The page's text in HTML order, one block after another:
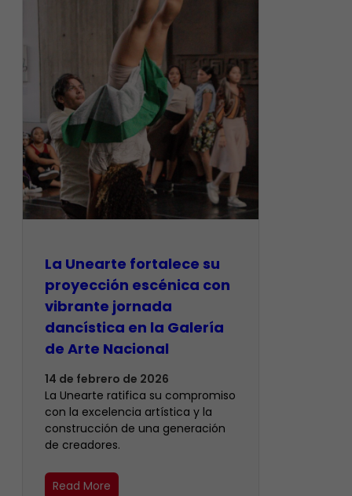
La Unearte fortalece su
proyección escénica con
vibrante jornada
dancística en la Galería
de Arte Nacional
14 de febrero de 2026
La Unearte ratifica su compromiso
con la excelencia artística y la
construcción de una generación
de creadores.
Read More